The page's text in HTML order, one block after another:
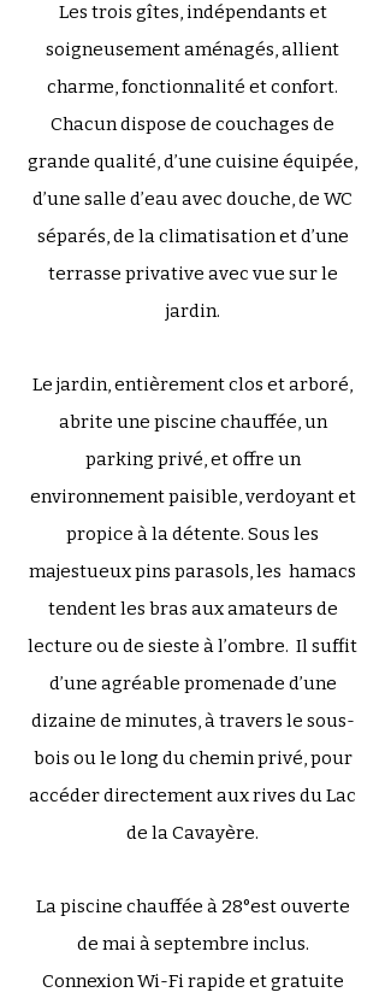
Les trois gîtes, indépendants et
soigneusement aménagés, allient
charme, fonctionnalité et confort.
Chacun dispose de couchages de
grande qualité, d’une cuisine équipée,
d’une salle d’eau avec douche, de WC
séparés, de la climatisation et d’une
terrasse privative avec vue sur le
jardin.
Le jardin, entièrement clos et arboré,
abrite une piscine chauffée, un
parking privé, et offre un
environnement paisible, verdoyant et
propice à la détente. Sous les
majestueux pins parasols, les hamacs
tendent les bras aux amateurs de
lecture ou de sieste à l’ombre. Il suffit
d’une agréable promenade d’une
dizaine de minutes, à travers le sous-
bois ou le long du chemin privé, pour
accéder directement aux rives du Lac
de la Cavayère.
La piscine chauffée à 28°est ouverte
de mai à septembre inclus.
Connexion Wi-Fi rapide et gratuite